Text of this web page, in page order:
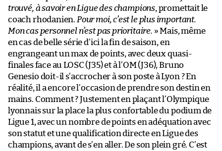
trouvé, à savoir en Ligue des champions, promettait le
coach rhodanien. Pour moi, c’est le plus important.
Mon cas personnel n’est pas prioritaire. » Mais, même
en cas de belle série d’ici la fin de saison, en
engrangeant un max de points, avec deux quasi-
finales face au LOSC (J35) et à l’OM (J36), Bruno
Genesio doit-il s’accrocher à son poste à Lyon ? En
réalité, il a encore l’occasion de prendre son destin en
mains. Comment ? Justement en plaçant l’Olympique
lyonnais sur la place la plus confortable du podium de
Ligue 1, avec un nombre de points en adéquation avec
son statut et une qualification directe en Ligue des
champions, avant de s’en aller. De son plein gré. C’est